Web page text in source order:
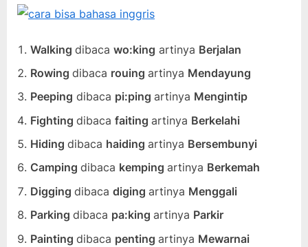
Walking dibaca wo:king artinya Berjalan
Rowing dibaca rouing artinya Mendayung
Peeping dibaca pi:ping artinya Mengintip
Fighting dibaca faiting artinya Berkelahi
Hiding dibaca haiding artinya Bersembunyi
Camping dibaca kemping artinya Berkemah
Digging dibaca diging artinya Menggali
Parking dibaca pa:king artinya Parkir
Painting dibaca penting artinya Mewarnai